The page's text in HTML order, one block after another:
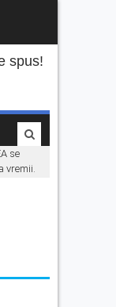
se
vremii.
Dinu
în